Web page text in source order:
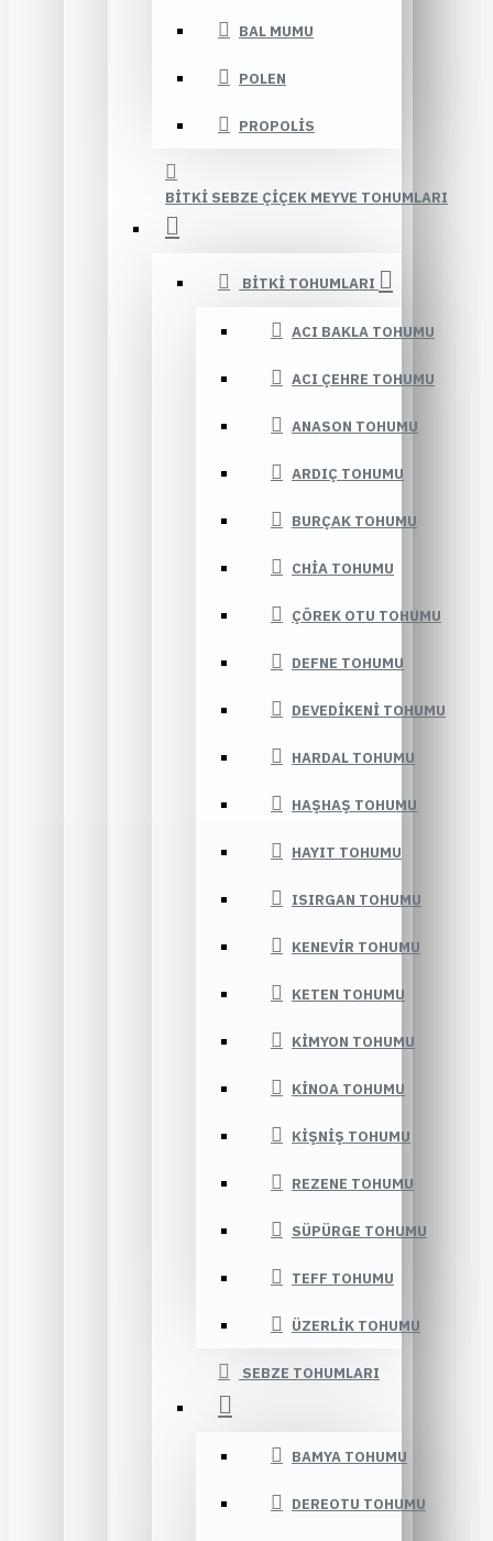
BAL MUMU
POLEN
PROPOLIS
BITKI SEBZE ÇIÇEK MEYVE TOHUMLARI
BITKI TOHUMLARI
ACI BAKLA TOHUMU
ACI ÇEHRE TOHUMU
ANASON TOHUMU
ARDIÇ TOHUMU
BURÇAK TOHUMU
CHIA TOHUMU
ÇÖREK OTU TOHUMU
DEFNE TOHUMU
DEVEDIKENI TOHUMU
HARDAL TOHUMU
HAŞHAŞ TOHUMU
HAYIT TOHUMU
ISIRGAN TOHUMU
KENEVIR TOHUMU
KETEN TOHUMU
KIMYON TOHUMU
KINOA TOHUMU
KIŞNIŞ TOHUMU
REZENE TOHUMU
SÜPÜRGE TOHUMU
TEFF TOHUMU
ÜZERLIK TOHUMU
SEBZE TOHUMLARI
BAMYA TOHUMU
DEREOTU TOHUMU